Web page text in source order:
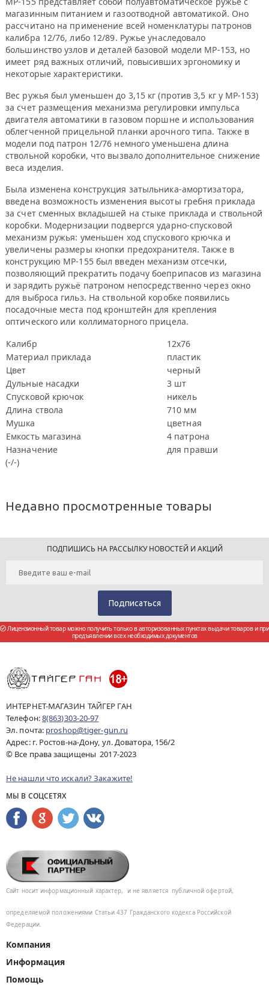
магазинным питанием и газоотводной автоматикой. Оно
рассчитано на применение всей номенклатуры патронов
калибра 12/76, либо 12/89. Ружье унаследовало
большинство узлов и деталей базовой модели МР-153, но
имеет ряд важных отличий, повысивших эргономику и
некоторые характеристики.
Вес ружья был уменьшен до 3,15 кг (против 3,5 кг у МР-153)
за счет размещения механизма регулировки импульса
двигателя автоматики в газовом поршне и использования
облегченной прицельной планки арочного типа. Также в
модели под патрон 12/76 немного уменьшена длина
ствольной коробки, что вызвало дополнительное снижение
веса изделия.
Была изменена конструкция затыльника-амортизатора,
введена возможность изменения высоты гребня приклада
за счет сменных вкладышей на стыке приклада и ствольной
коробки. Модернизации подвергся ударно-спусковой
механизм ружья: уменьшен ход спускового крючка и
увеличены размеры кнопки предохранителя. Также в
конструкцию МР-155 был введен механизм отсечки,
позволяющий прекратить подачу боеприпасов из магазина
и зарядить ружьё патроном непосредственно через окно
для выброса гильз. На ствольной коробке появились
посадочные места под кронштейн для крепления
оптического или коллиматорного прицела.
Калибр
12х76
Материал приклада
пластик
Цвет
черный
Дульные насадки
3 шт
Спусковой крючок
никель
Длина ствола
710 мм
Мушка
цветная
Емкость магазина
4 патрона
Назначение
для правши
(-/-)
Недавно просмотренные товары
ПОДПИШИСЬ НА РАССЫЛКУ НОВОСТЕЙ И АКЦИЙ
Лицензионный товар можно получить только в авторизованных пунктах выдачи товаров и при
предъявлении всех необходимых документов
ИНТЕРНЕТ-МАГАЗИН ТАЙГЕР ГАН
Телефон:8(863)303-20-97
Эл. почта: proshop@tiger-gun.ru
Адрес: г. Ростов-на-Дону, ул. Доватора, 156/2
© Все права защищены 2017-2023
Не нашли что искали? Закажите!
МЫ В СОЦСЕТЯХ
Сайт носит информационный характер, и не является публичной офертой,
определяемой положениями Статьи 437 Гражданского кодекса Российской
Федерации.
Компания
Информация
Помощь